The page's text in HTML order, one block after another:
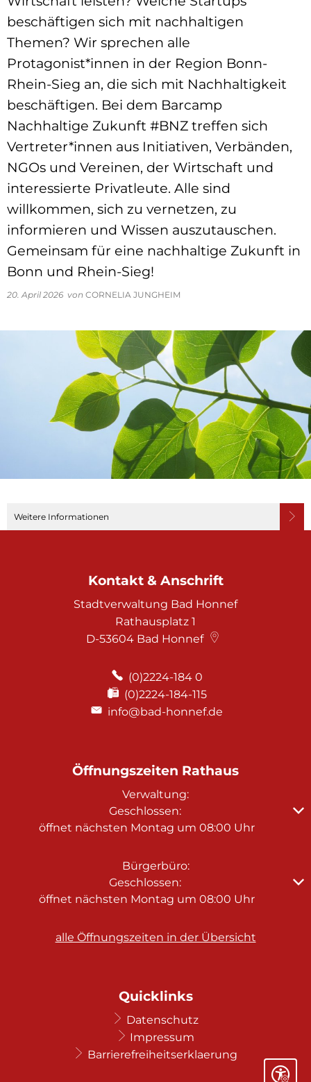
beschäftigen sich mit nachhaltigen
Themen? Wir sprechen alle
Protagonist*innen in der Region Bonn-
Rhein-Sieg an, die sich mit Nachhaltigkeit
beschäftigen. Bei dem Barcamp
Nachhaltige Zukunft #BNZ treffen sich
Vertreter*innen aus Initiativen, Verbänden,
NGOs und Vereinen, der Wirtschaft und
interessierte Privatleute. Alle sind
willkommen, sich zu vernetzen, zu
informieren und Wissen auszutauschen.
Gemeinsam für eine nachhaltige Zukunft in
Bonn und Rhein-Sieg!
20. April 2026 von CORNELIA JUNGHEIM
Weitere Informationen
Kontakt & Anschrift
Stadtverwaltung Bad Honnef
Rathausplatz 1
D-53604 Bad Honnef
(0)2224-184 0
(0)2224-184-115
info@bad-honnef.de
Öffnungszeiten Rathaus
Verwaltung:
Klicken, um weitere Öffnungs- oder Schließzeiten
Geschlossen:
öffnet nächsten Montag um 08:00 Uhr
Bürgerbüro:
Klicken, um weitere Öffnungs- oder Schließzeiten
Geschlossen:
öffnet nächsten Montag um 08:00 Uhr
alle Öffnungszeiten in der Übersicht
Quicklinks
Datenschutz
Impressum
Barrierefreiheitserklaerung
Seite